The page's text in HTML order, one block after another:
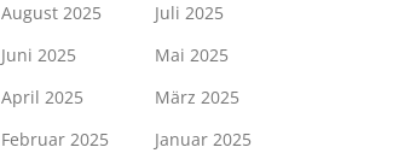
August 2025
Juli 2025
Juni 2025
Mai 2025
April 2025
März 2025
Februar 2025
Januar 2025